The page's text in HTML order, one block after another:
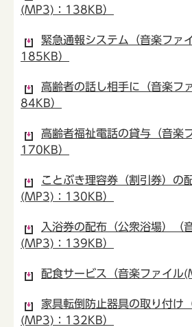
(MP3)：138KB）
緊急通報システム（音楽ファ
185KB）
高齢者の話し相手に（音楽フ
84KB）
高齢者福祉電話の貸与（音楽
170KB）
ことぶき理容券（割引券）の
(MP3)：130KB）
入浴券の配布（公衆浴場）（
(MP3)：139KB）
配食サービス（音楽ファイル
家具転倒防止器具の取り付け
(MP3)：132KB）